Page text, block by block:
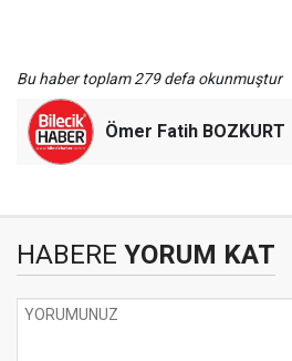
Bu haber toplam 279 defa okunmuştur
Ömer Fatih BOZKURT
HABERE YORUM KAT